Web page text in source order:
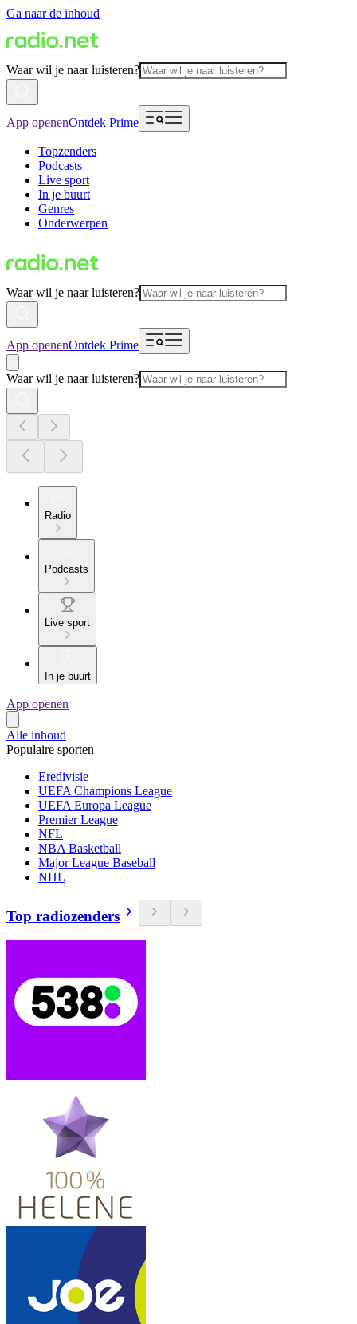
Ga naar de inhoud
Waar wil je naar luisteren?
App openenOntdek Prime
Topzenders
Podcasts
Live sport
In je buurt
Genres
Onderwerpen
Waar wil je naar luisteren?
App openenOntdek Prime
Waar wil je naar luisteren?
Radio
Podcasts
Live sport
In je buurt
App openen
Alle inhoud
Populaire sporten
Eredivisie
UEFA Champions League
UEFA Europa League
Premier League
NFL
NBA Basketball
Major League Baseball
NHL
Top radiozenders